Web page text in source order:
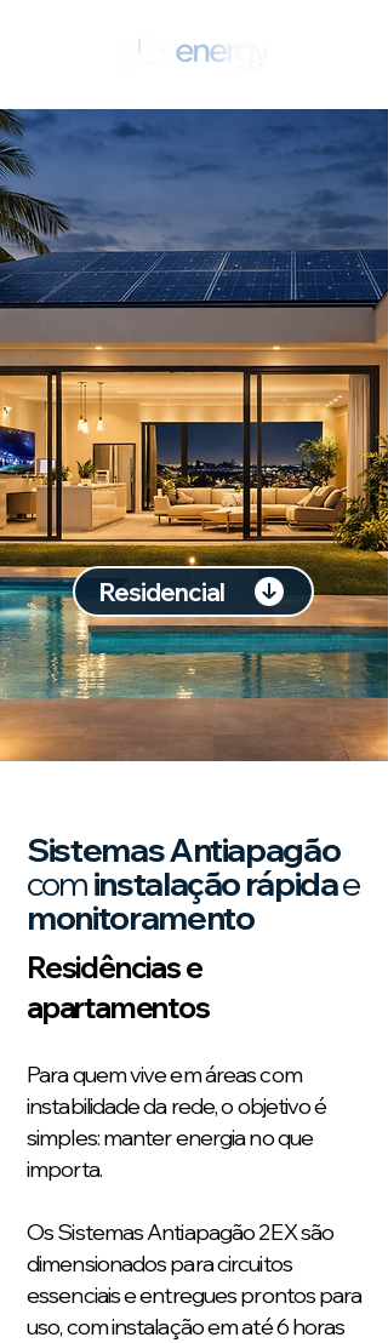
SEJA UM PARCEIRO!
Residencial
Sistemas Antiapagão
cominstalação rápidae
monitoramento
Residências e
apartamentos
Para quem vive em áreas com
instabilidade da rede, o objetivo é
simples: manter energia no que
importa.
Os Sistemas Antiapagão 2EX são
dimensionados para circuitos
essenciais e entregues prontos para
uso, com instalação em até 6 horas